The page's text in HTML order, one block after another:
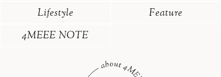
Lifestyle
Feature
4MEEE NOTE